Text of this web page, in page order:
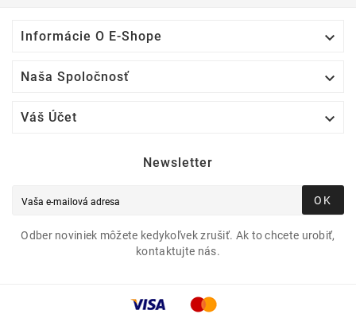
Informácie O E-Shope 
Naša Spoločnosť 
Váš Účet 
Newsletter
OK
Odber noviniek môžete kedykoľvek zrušiť. Ak to chcete urobiť,
kontaktujte nás.